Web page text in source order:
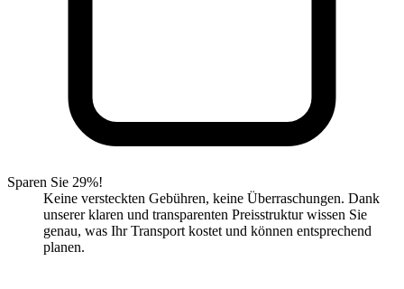
Sparen Sie 29%!
Keine versteckten Gebühren, keine Überraschungen. Dank
unserer klaren und transparenten Preisstruktur wissen Sie
genau, was Ihr Transport kostet und können entsprechend
planen.